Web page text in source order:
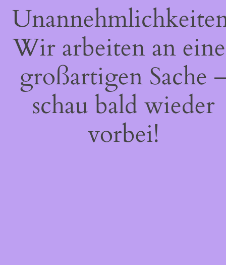
Wir arbeiten an
großartigen Sache
schau bald wieder
vorbei!